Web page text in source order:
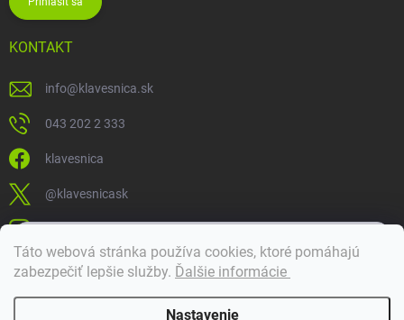
Táto webová stránka používa cookies, ktoré pomáhajú
zabezpečiť lepšie služby. Ďalšie informácie
Nastavenie
KONTAKT
info@klavesnica.sk
043 202 2 333
klavesnica
@klavesnicask
klavesnica_sk
Doprava a platba
Dobrý deň! 👋 Pomôžem vám nájsť správny diel. Napíšte mi.